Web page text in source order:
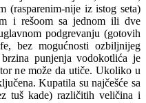
(rasparenim-nije iz istog seta)
i rešoom sa jednom ili dve
podgrevanju (gotovih
bez mogućnosti ozbiljnijeg
punjenja vodokotlića je
ne može da utiče. Ukoliko u
Kupatila su najčešće sa
tuš kade) različitih veličina i